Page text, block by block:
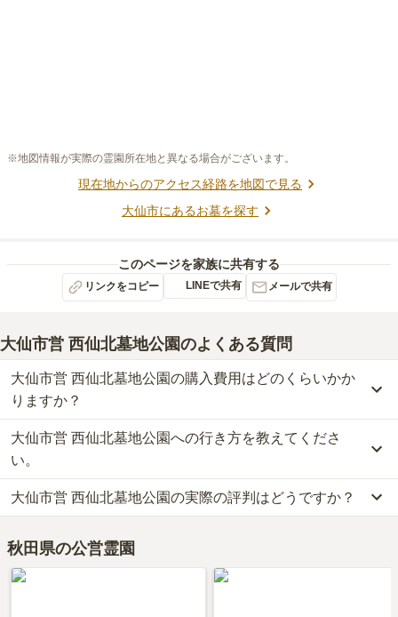
※地図情報が実際の霊園所在地と異なる場合がございます。
現在地からのアクセス経路を地図で見る
大仙市にあるお墓を探す
このページを家族に共有する
リンクをコピー LINEで共有 メールで共有
大仙市営 西仙北墓地公園のよくある質問
大仙市営 西仙北墓地公園の購入費用はどのくらいかか
りますか？
大仙市営 西仙北墓地公園の現在の販売価格については現在調査中で
す。
お墓は、価格が高いものがよい、安いものが悪い、という訳ではあ
りません。大切なのは、ご家族が心から納得し、安心してお参りで
きる場所を選ぶことです。
大仙市営 西仙北墓地公園への行き方を教えてくださ
い。
大仙市営 西仙北墓地公園への行き方は現在調査中です。
詳細な行き方や送迎バスの有無については、資料請求で最新の情報
をご確認ください。
大仙市営 西仙北墓地公園の実際の評判はどうですか？
口コミはあくまで一つの目安です。資料請求や現地見学を通して、
ご自身の目で雰囲気を確認してみることをおすすめします。
秋田県の公営霊園